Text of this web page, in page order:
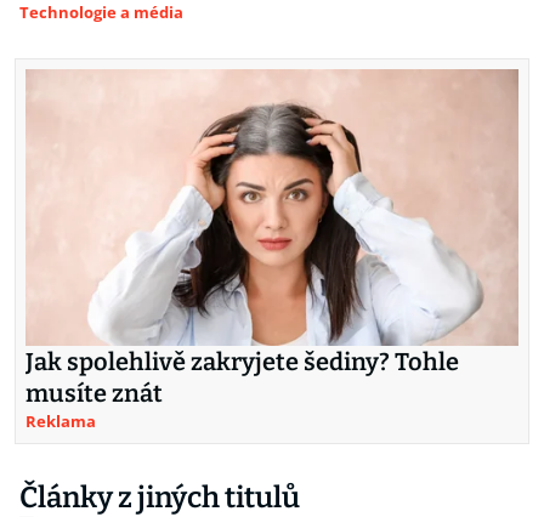
Technologie a média
Jak spolehlivě zakryjete šediny? Tohle
musíte znát
Reklama
Články z jiných titulů